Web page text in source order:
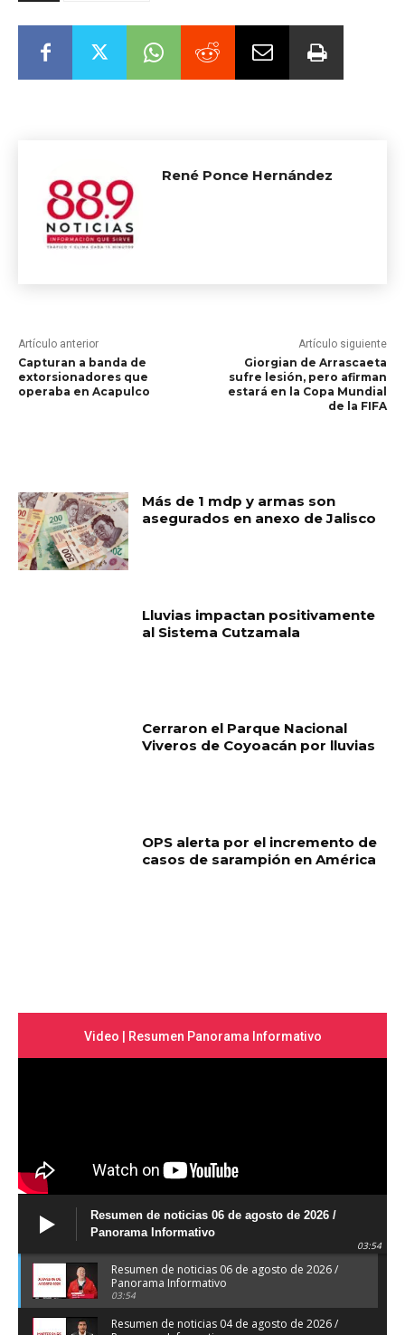
René Ponce Hernández
Artículo anterior
Capturan a banda de
extorsionadores que
operaba en Acapulco
Artículo siguiente
Giorgian de Arrascaeta
sufre lesión, pero afirman
estará en la Copa Mundial
de la FIFA
Más de 1 mdp y armas son
asegurados en anexo de Jalisco
Lluvias impactan positivamente
al Sistema Cutzamala
Cerraron el Parque Nacional
Viveros de Coyoacán por lluvias
OPS alerta por el incremento de
casos de sarampión en América
Video | Resumen Panorama Informativo
Resumen de noticias 06 de agosto de 2026 /
Panorama Informativo
03:54
Resumen de noticias 06 de agosto de 2026 /
Panorama Informativo
03:54
Resumen de noticias 04 de agosto de 2026 /